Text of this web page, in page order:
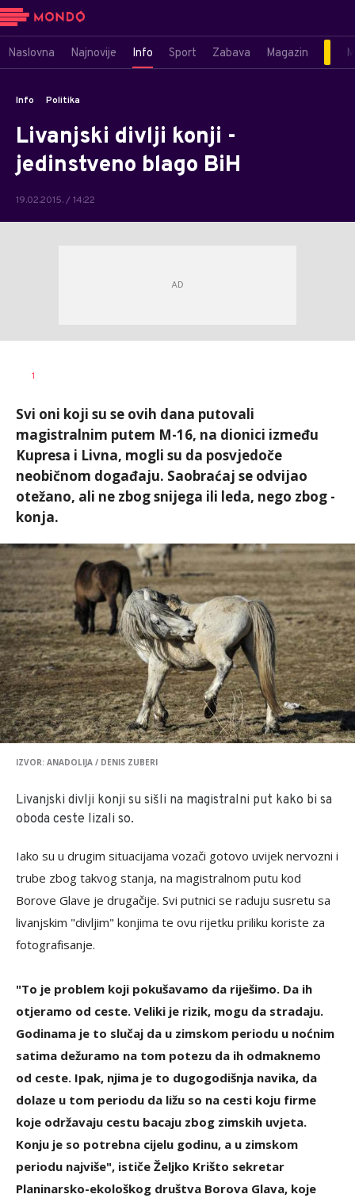
Naslovna Najnovije Info Sport Zabava Magazin
Info Politika
Livanjski divlji konji -
jedinstveno blago BiH
19.02.2015. / 14:22
AUTOR
1
Svi oni koji su se ovih dana putovali
magistralnim putem M-16, na dionici između
Kupresa i Livna, mogli su da posvjedoče
neobičnom događaju. Saobraćaj se odvijao
otežano, ali ne zbog snijega ili leda, nego zbog -
konja.
IZVOR: ANADOLIJA / DENIS ZUBERI
Livanjski divlji konji su sišli na magistralni put kako bi sa
oboda ceste lizali so.
Iako su u drugim situacijama vozači gotovo uvijek nervozni i
trube zbog takvog stanja, na magistralnom putu kod
Borove Glave je drugačije. Svi putnici se raduju susretu sa
livanjskim "divljim" konjima te ovu rijetku priliku koriste za
fotografisanje.
"To je problem koji pokušavamo da riješimo. Da ih
otjeramo od ceste. Veliki je rizik, mogu da stradaju.
Godinama je to slučaj da u zimskom periodu u noćnim
satima dežuramo na tom potezu da ih odmaknemo
od ceste. Ipak, njima je to dugogodišnja navika, da
dolaze u tom periodu da ližu so na cesti koju firme
koje održavaju cestu bacaju zbog zimskih uvjeta.
Konju je so potrebna cijelu godinu, a u zimskom
periodu najviše", ističe Željko Krišto sekretar
Planinarsko-ekološkog društva Borova Glava, koje